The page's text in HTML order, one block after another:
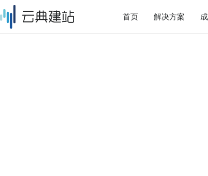
首页 解决方案